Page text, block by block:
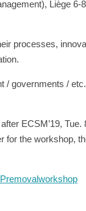
Liège 6-
processes,
/ governments /
ECSM’19,
the workshop,